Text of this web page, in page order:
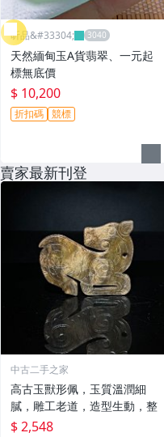
昕品&#33304;
天然緬甸玉A貨翡翠、一元起
標無底價
$ 10,200
折扣碼 競標
賣家最新刊登
中古二手之家
高古玉獸形佩，玉質溫潤細
膩，雕工老道，造型生動，整
$ 2,548